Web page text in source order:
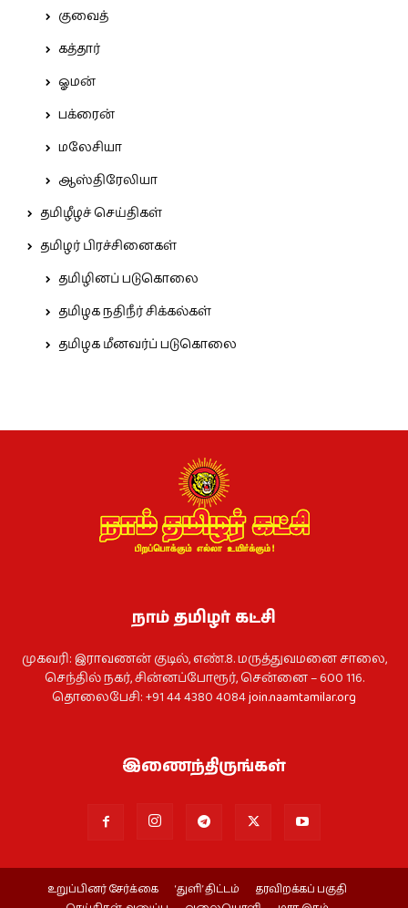
குவைத்
கத்தார்
ஓமன்
பக்ரைன்
மலேசியா
ஆஸ்திரேலியா
தமிழீழச் செய்திகள்
தமிழர் பிரச்சினைகள்
தமிழினப் படுகொலை
தமிழக நதிநீர் சிக்கல்கள்
தமிழக மீனவர்ப் படுகொலை
நாம் தமிழர் கட்சி
முகவரி: இராவணன் குடில், எண்.8. மருத்துவமனை சாலை,
செந்தில் நகர், சின்னப்போரூர், சென்னை – 600 116.
தொலைபேசி: +91 44 4380 4084join.naamtamilar.org
இணைந்திருங்கள்
உறுப்பினர் சேர்க்கை ‘துளி’ திட்டம்
தரவிறக்கப் பகுதி